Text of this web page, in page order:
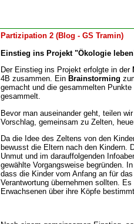
Partizipation 2 (Blog - GS Tramin)
Einstieg ins Projekt "Ökologie
Der Einstieg ins Projekt erfolgte in der
4B zusammen. Ein Brainstorming
gemacht und die gesammelten
gesammelt.
Bevor man auseinander geht, teilen
Vorschlag, gemeinsam zu Zelten,
Da die Idee des Zeltens von den
bewusst die Eltern nach den Kindern.
Unmut und im darauffolgenden
gewählte Vorgangsweise begründen.
dass die Kinder vom Anfang an für
Verantwortung übernehmen sollten.
Erwachsenen über ihre Köpfe